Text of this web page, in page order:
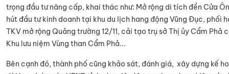
trọng đầu tư nâng cấp, khai thác như: Mở rộng di tích đền Cửa
hút đầu tư kinh doanh tại khu du lịch hang động Vũng Đục, phối
TKV mở rộng Quảng trường 12/11, cải tạo trụ sở Thị ủy Cẩm Phả
Khu lưu niệm Vùng than Cẩm Phả...
Bên cạnh đó, thành phố cũng khảo sát, đánh giá, xây dựng kế